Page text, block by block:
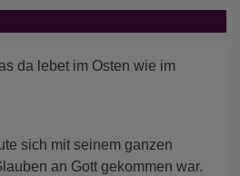
da lebet im Osten wie im
sich mit seinem ganzen
an Gott gekommen war.